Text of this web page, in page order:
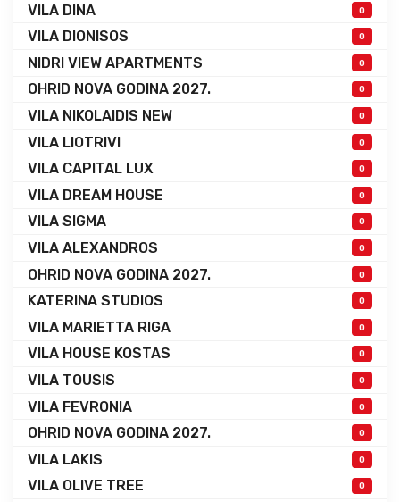
VILA DINA 0
VILA DIONISOS 0
NIDRI VIEW APARTMENTS 0
OHRID NOVA GODINA 2027. 0
VILA NIKOLAIDIS NEW 0
VILA LIOTRIVI 0
VILA CAPITAL LUX 0
VILA DREAM HOUSE 0
VILA SIGMA 0
VILA ALEXANDROS 0
OHRID NOVA GODINA 2027. 0
KATERINA STUDIOS 0
VILA MARIETTA RIGA 0
VILA HOUSE KOSTAS 0
VILA TOUSIS 0
VILA FEVRONIA 0
OHRID NOVA GODINA 2027. 0
VILA LAKIS 0
VILA OLIVE TREE 0